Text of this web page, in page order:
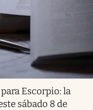
Escorpio: la
sábado 8 de